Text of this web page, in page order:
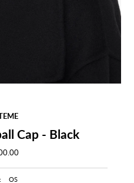
Cap - Black
Regular
OS